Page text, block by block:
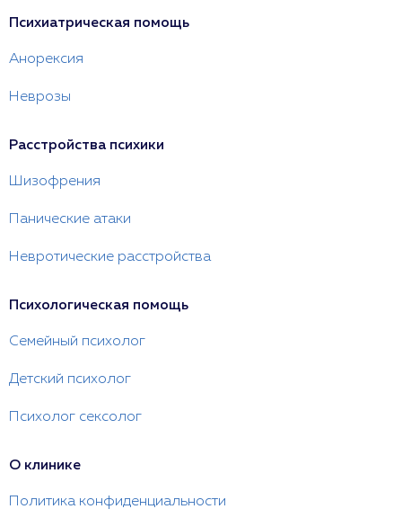
Психиатрическая помощь
Анорексия
Неврозы
Расстройства психики
Шизофрения
Панические атаки
Невротические расстройства
Психологическая помощь
Семейный психолог
Детский психолог
Психолог сексолог
О клинике
Политика конфиденциальности